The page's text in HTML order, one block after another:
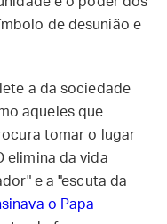
de desunião e
a da sociedade
aqueles que
tomar o lugar
elimina da vida
e a "escuta da
o Papa